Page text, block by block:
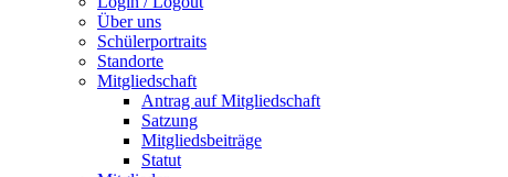
Über uns
Schülerportraits
Standorte
Mitgliedschaft
Antrag auf Mitgliedschaft
Satzung
Mitgliedsbeiträge
Statut